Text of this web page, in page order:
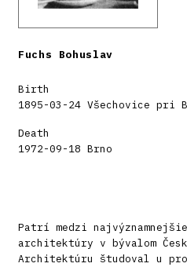
Fuchs Bohuslav
Birth
1895-03-24 Všechovice pri
Death
1972-09-18 Brno
Patrí medzi
architektúry v bývalom
Architektúru študoval u